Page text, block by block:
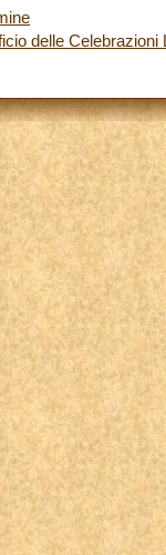
delle Celebrazioni